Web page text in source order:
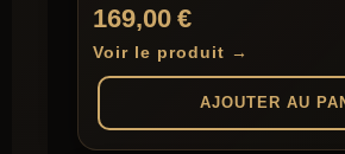
169,00€
Voir le produit →
AJOUTER AU